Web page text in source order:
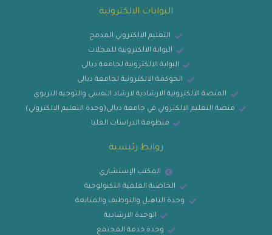
البوابات الالكترونية
التعليم الالكتروني المدمج
البوابة الالكترونية للمجلات
البوابة الالكترونية لجامعة ديالى
الحوكمة الالكترونية لجامعة ديالى
المنصة الالكترونية الارشادية لارشاد النفسي والتوجيه التربوي
منصة التعليم الالكتروني في جامعة ديالى(وحدة التعليم الالكتروني)
منظومة الدراسات العليا
روابط رئيسية
المكتب الإستشاري
الحاضنة العلمية التكنولوجية
وحدة التاهيل والتوظيف والمتابعة
الوحدة الارشادية
وحدة خدمة المجتمع